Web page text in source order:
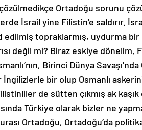
Ortadoğu sorunu
İsrail yine Filistin’e saldırır.
edilmiş topraklarmış, uydurma bir
değil mi? Biraz eskiye dönelim,
Birinci Dünya
bir olup Osmanlı
de sütten çıkmış ak
Türkiye olarak bizler ne
Ortadoğu, Ortadoğu’da